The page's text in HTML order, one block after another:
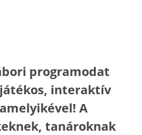
programodat
interaktív
A
tanároknak